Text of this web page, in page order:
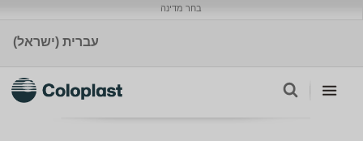
בחר מדינה
עברית (ישראל)